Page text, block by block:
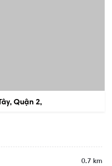
Quận 2,
Island - Đảo Kim Cương
0.7 km